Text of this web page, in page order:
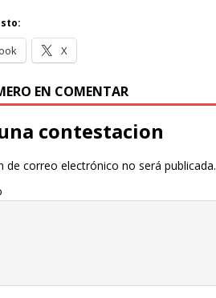
X
EN COMENTAR
contestacion
de correo electrónico no será publicada.